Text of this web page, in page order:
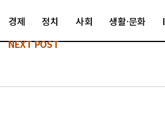
경제 정치 사회 생활·문화
NEXT POST